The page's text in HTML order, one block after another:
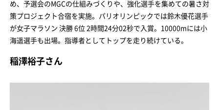
め、予選会のMGCの仕組みづくりや、強化選手を集めての暑さ対
策プロジェクト合宿を実施。パリオリンピックでは鈴木優花選手
が女子マラソン 決勝 6位 2時間24分02秒で入賞。10000mには小
海遥選手も出場。指導者としてトップを走り続けている。
稲澤裕子さん